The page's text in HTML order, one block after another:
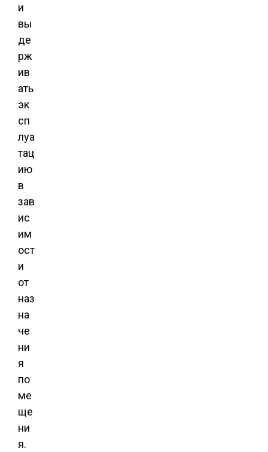
и
вы
де
рж
ив
ать
эк
сп
луа
тац
ию
в
зав
ис
им
ост
и
от
наз
на
че
ни
я
по
ме
ще
ни
я.